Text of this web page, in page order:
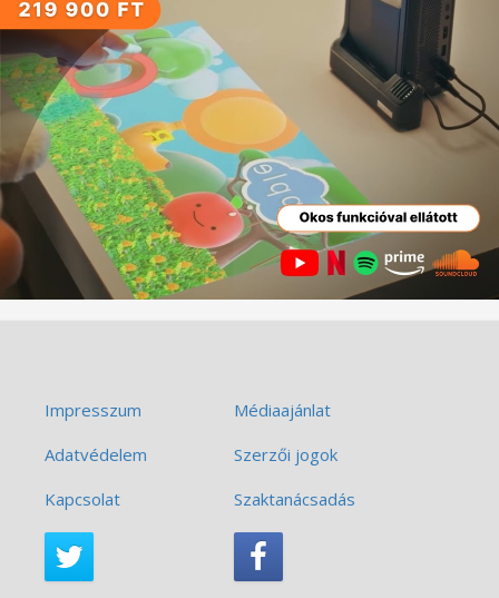
Impresszum
Médiaajánlat
Adatvédelem
Szerzői jogok
Kapcsolat
Szaktanácsadás